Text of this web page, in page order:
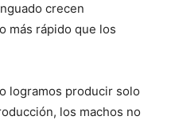
crecen
más rápido que los
logramos producir solo
los machos no